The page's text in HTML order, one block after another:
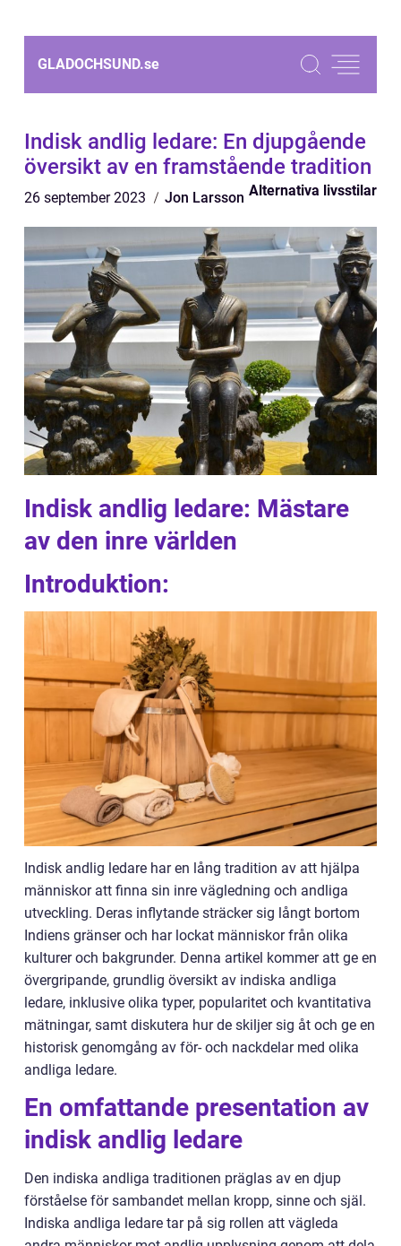
GLADOCHSUND.se
Indisk andlig ledare: En djupgående
översikt av en framstående tradition
26 september 2023 Jon Larsson Alternativa livsstilar
Indisk andlig ledare: Mästare
av den inre världen
Introduktion:
Indisk andlig ledare har en lång tradition av att hjälpa
människor att finna sin inre vägledning och andliga
utveckling. Deras inflytande sträcker sig långt bortom
Indiens gränser och har lockat människor från olika
kulturer och bakgrunder. Denna artikel kommer att ge en
övergripande, grundlig översikt av indiska andliga
ledare, inklusive olika typer, popularitet och kvantitativa
mätningar, samt diskutera hur de skiljer sig åt och ge en
historisk genomgång av för- och nackdelar med olika
andliga ledare.
En omfattande presentation av
indisk andlig ledare
Den indiska andliga traditionen präglas av en djup
förståelse för sambandet mellan kropp, sinne och själ.
Indiska andliga ledare tar på sig rollen att vägleda